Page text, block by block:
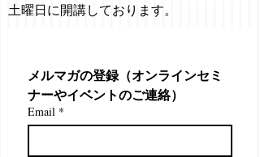
土曜日に開講しております。
メルマガの登録（オンラインセミ
ナーやイベントのご連絡）
Email *